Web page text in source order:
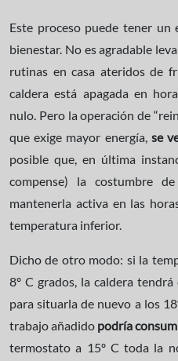
Este proceso puede tener
bienestar. No es agradable
rutinas en casa ateridos de
caldera está apagada en
nulo. Pero la operación de
que exige mayor energía, se
posible que, en última
compense) la costumbre
mantenerla activa en las
temperatura inferior.
Dicho de otro modo: si la
8º C grados, la caldera
para situarla de nuevo a los
trabajo añadido podría
termostato a 15º C toda la